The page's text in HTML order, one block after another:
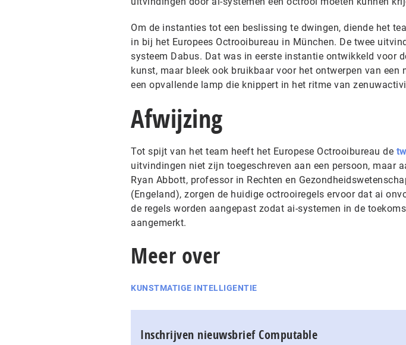
Om de instanties tot een beslissing te dwingen, diende het
in bij het Europees Octrooibureau in München. De twee
systeem Dabus. Dat was in eerste instantie ontwikkeld voor
kunst, maar bleek ook bruikbaar voor het ontwerpen van een
een opvallende lamp die knippert in het ritme van
Afwijzing
Tot spijt van het team heeft het Europese Octrooibureau de
uitvindingen niet zijn toegeschreven aan een persoon, maar
Ryan Abbott, professor in Rechten en
(Engeland), zorgen de huidige octrooiregels ervoor dat ai
de regels worden aangepast zodat ai-systemen in de
aangemerkt.
Meer over
KUNSTMATIGE INTELLIGENTIE
Inschrijven nieuwsbrief Computable